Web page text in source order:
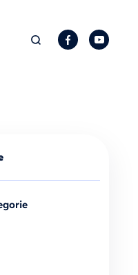
Hledat Facebook